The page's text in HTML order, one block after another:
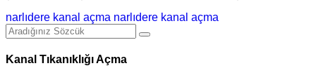
narlıdere kanal açma narlıdere kanal açma
Kanal Tıkanıklığı Açma